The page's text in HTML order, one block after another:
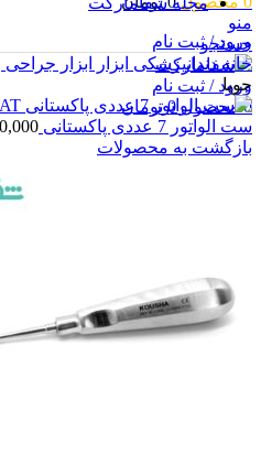
منو
جستجو
ورود / ثبت نام
0 محصول 0 تومان
ورود / ثبت نام
خانهدندانپزشکی ابزار ابزار جراحی
جویا
ست الواتور 7 عددی پاکستانی KAT
بازگشت به محصولات